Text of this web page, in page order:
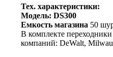
Тех. характеристики:
Модель: DS300
Емкость магазина 50
В комплекте
компаний: DeWalt,